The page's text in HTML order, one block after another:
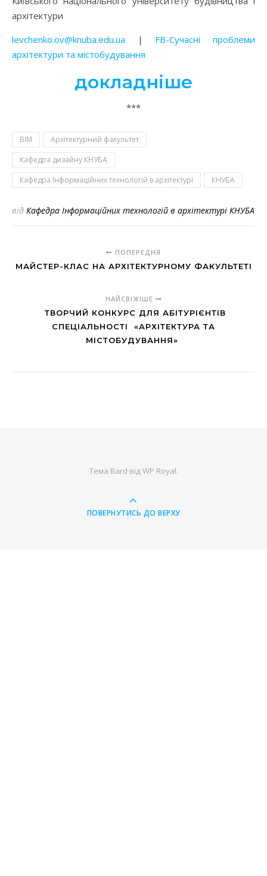
архітектури
levchenko.ov@knuba.edu.ua | FB-Сучасні проблеми
архітектури та містобудування
докладніше
***
BIM
Архітектурний факультет
Кафедра дизайну КНУБА
Кафедра Інформаційних технологій в архітектурі
КНУБА
від Кафедра Інформаційних технологій в архітектурі КНУБА
ПОПЕРЕДНЯ
МАЙСТЕР-КЛАС НА АРХІТЕКТУРНОМУ ФАКУЛЬТЕТІ
НАЙСВІЖІШЕ
ТВОРЧИЙ КОНКУРС ДЛЯ АБІТУРІЄНТІВ
СПЕЦІАЛЬНОСТІ «АРХІТЕКТУРА ТА
МІСТОБУДУВАННЯ»
Тема Bard відWP Royal.
ПОВЕРНУТИСЬ ДО ВЕРХУ